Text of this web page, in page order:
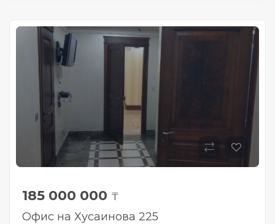
185 000 000 ₸
Офис на Хусаинова 225